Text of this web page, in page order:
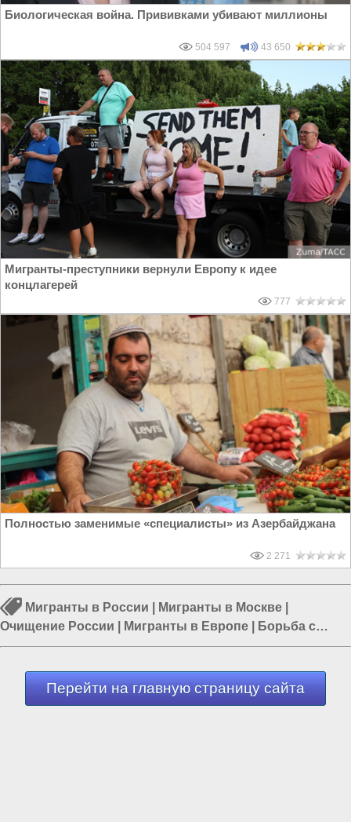
Биологическая война. Прививками убивают миллионы
504 597 43 650
Мигранты-преступники вернули Европу к идее
концлагерей
777
Полностью заменимые «специалисты» из Азербайджана
2 271
Мигранты в России Мигранты в Москве
Очищение России
Мигранты в Европе
Борьба с
преступностью|Александр Бастрыкин|Мигранты в
Перейти на главную страницу сайта